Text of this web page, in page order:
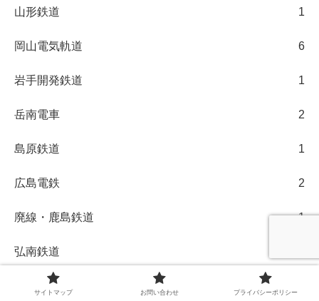
山形鉄道 1
岡山電気軌道 6
岩手開発鉄道 1
岳南電車 2
島原鉄道 1
広島電鉄 2
廃線・鹿島鉄道 1
弘南鉄道
成田スカイアクセス
サイトマップ お問い合わせ プライバシーポリシー